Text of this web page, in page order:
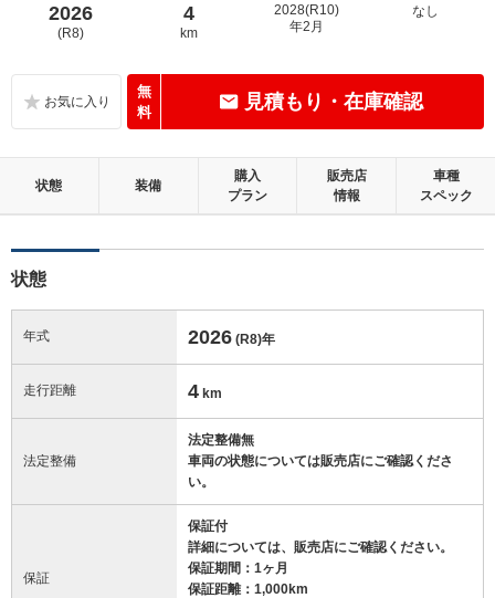
2026
(R8)
4
km
2028(R10)
年2月
なし
無
料
見積もり・在庫確認
状態 装備
購入
プラン
販売店
情報
車種
スペック
状態
年式 2026 (R8)年
走行距離 4 km
法定整備
法定整備無
車両の状態については販売店にご確認くださ
い。
保証
保証付
詳細については、販売店にご確認ください。
保証期間：1ヶ月
保証距離：1,000km